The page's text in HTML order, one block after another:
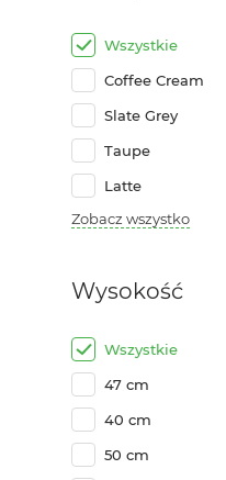
Wszystkie
Coffee Cream
Slate Grey
Taupe
Latte
Zobacz wszystko
Wysokość
Wszystkie
47 cm
40 cm
50 cm